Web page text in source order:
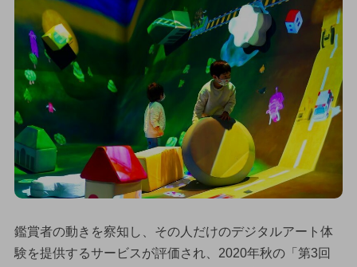
鑑賞者の動きを察知し、その人だけのデジタルアート体
験を提供するサービスが評価され、2020年秋の「第3回